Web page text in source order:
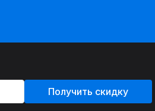
Получить скидку